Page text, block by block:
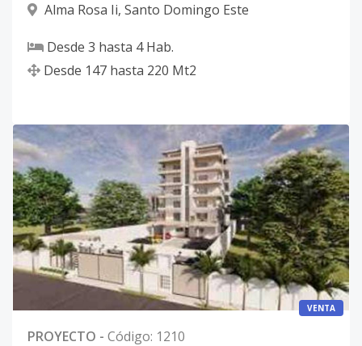
Alma Rosa Ii, Santo Domingo Este
Desde 3 hasta 4Hab.
Desde 147 hasta 220 Mt2
VENTA
PROYECTO - Código: 1210